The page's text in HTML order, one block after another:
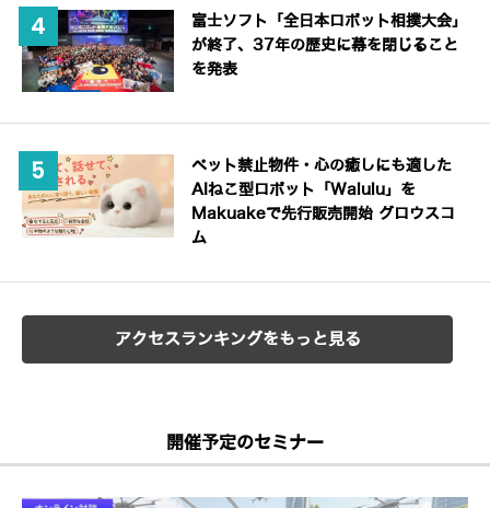
富士ソフト「全日本ロボット相撲大会」
が終了、37年の歴史に幕を閉じること
を発表
ペット禁止物件・心の癒しにも適した
AIねこ型ロボット「Walulu」を
Makuakeで先行販売開始 グロウスコ
ム
アクセスランキングをもっと見る
開催予定のセミナー